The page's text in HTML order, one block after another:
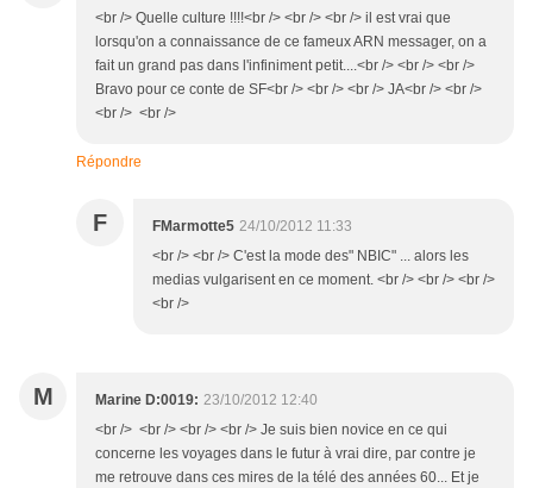
<br /> Quelle culture !!!!<br /> <br /> <br /> il est vrai que
lorsqu'on a connaissance de ce fameux ARN messager, on a
fait un grand pas dans l'infiniment petit....<br /> <br /> <br />
Bravo pour ce conte de SF<br /> <br /> <br /> JA<br /> <br />
<br /> <br />
Répondre
F FMarmotte5 24/10/2012 11:33
<br /> <br /> C'est la mode des" NBIC" ... alors les
medias vulgarisent en ce moment. <br /> <br /> <br />
<br />
M Marine D:0019: 23/10/2012 12:40
<br /> <br /> <br /> <br /> Je suis bien novice en ce qui
concerne les voyages dans le futur à vrai dire, par contre je
me retrouve dans ces mires de la télé des années 60... Et je